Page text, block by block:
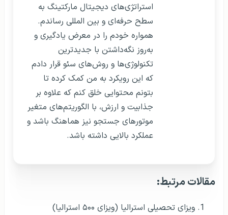
استراتژی‌های دیجیتال مارکتینگ به
سطح حرفه‌ای و بین المللی رساندم.
همواره خودم را در معرض یادگیری و
به‌روز نگه‌داشتن با جدیدترین
تکنولوژی‌ها و روش‌های سئو قرار دادم
که این رویکرد به من کمک کرده تا
بتونم محتوایی خلق کنم که علاوه بر
جذابیت و ارزش، با الگوریتم‌های متغیر
موتورهای جستجو نیز هماهنگ باشد و
عملکرد بالایی داشته باشد.
مقالات مرتبط:
ویزای تحصیلی استرالیا (ویزای ۵۰۰ استرالیا)